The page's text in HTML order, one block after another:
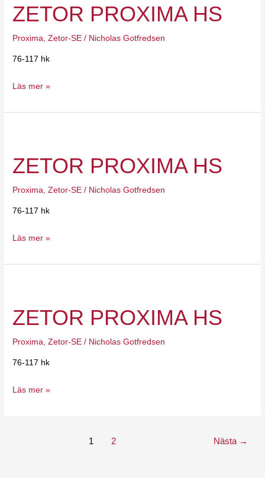
ZETOR PROXIMA HS
Proxima ,Zetor-SE / Nicholas Gotfredsen
76-117 hk
HS
Läs mer »
ZETOR PROXIMA HS
Proxima ,Zetor-SE / Nicholas Gotfredsen
76-117 hk
HS
Läs mer »
ZETOR PROXIMA HS
Proxima ,Zetor-SE / Nicholas Gotfredsen
76-117 hk
HS
Läs mer »
1 2 Nästa →